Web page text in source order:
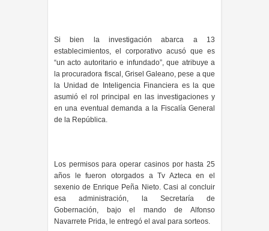
Si bien la investigación abarca a 13
establecimientos, el corporativo acusó que es
“un acto autoritario e infundado”, que atribuye a
la procuradora fiscal, Grisel Galeano, pese a que
la Unidad de Inteligencia Financiera es la que
asumió el rol principal en las investigaciones y
en una eventual demanda a la Fiscalía General
de la República.
Los permisos para operar casinos por hasta 25
años le fueron otorgados a Tv Azteca en el
sexenio de Enrique Peña Nieto. Casi al concluir
esa administración, la Secretaría de
Gobernación, bajo el mando de Alfonso
Navarrete Prida, le entregó el aval para sorteos.